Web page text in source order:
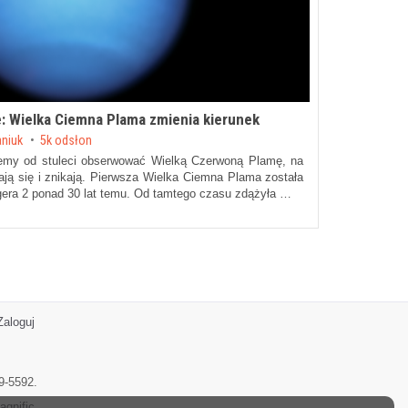
Ciemna Plama zmienia kierunek
5k odsłon
od stuleci obserwować Wielką Czerwoną Plamę, na
się i znikają. Pierwsza Wielka Ciemna Plama została
2 ponad 30 lat temu. Od tamtego czasu zdążyła …
5592.